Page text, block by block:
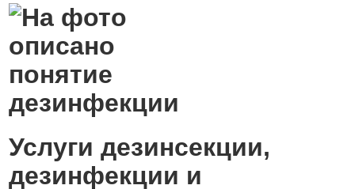
Услуги дезинсекции,
дезинфекции и